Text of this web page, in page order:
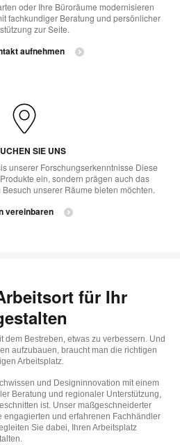
oder Ihre Büroräume modernisieren
fachkundiger Beratung und persönlicher
zur Seite.
aufnehmen
SIE UNS
unserer Forschungserkenntnisse Diese
ein, sondern prägen auch das
unserer Räume bieten möchten.
vereinbaren
für Ihr
dem Bestreben, etwas zu verbessern. Und
aufzubauen, braucht man die richtigen
Arbeitsplatz.
und Designinnovation mit einem
Beratung und regionaler Unterstützung,
ist. Unser maßgeschneiderter
engagierten und erfahrenen Fachhändler
Sie dabei, Ihren Arbeitsplatz